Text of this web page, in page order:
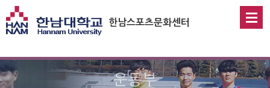
한남스포츠문화센터
운동부